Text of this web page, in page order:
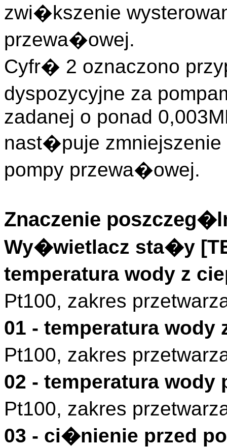
zwi�kszenie
przewa�owej.
Cyfr� 2 oznaczono
dyspozycyjne za
zadanej o ponad
nast�puje zmniejszenie
pompy przewa�owej.
Znaczenie
Wy�wietlacz sta�y
temperatura wody z
Pt100, zakres
01 - temperatura
Pt100, zakres
02 - temperatura
Pt100, zakres
03 - ci�nienie przed